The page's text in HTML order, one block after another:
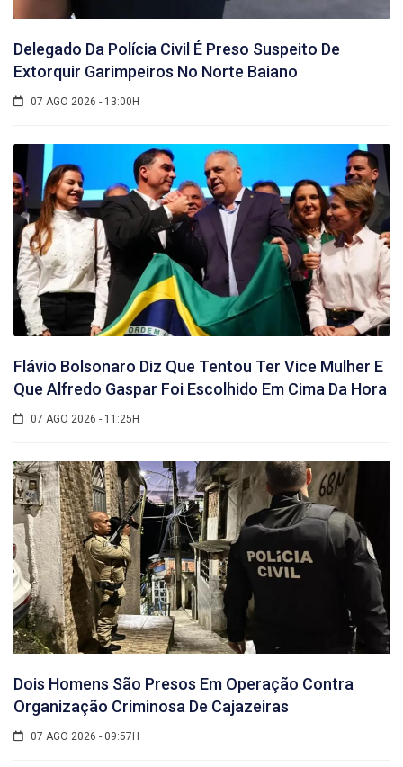
Delegado Da Polícia Civil É Preso Suspeito De
Extorquir Garimpeiros No Norte Baiano
07 AGO 2026 - 13:00H
Flávio Bolsonaro Diz Que Tentou Ter Vice Mulher E
Que Alfredo Gaspar Foi Escolhido Em Cima Da Hora
07 AGO 2026 - 11:25H
Dois Homens São Presos Em Operação Contra
Organização Criminosa De Cajazeiras
07 AGO 2026 - 09:57H